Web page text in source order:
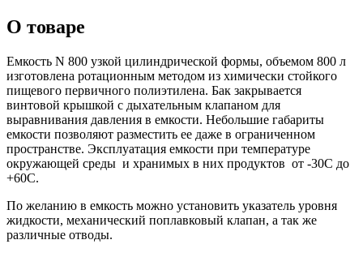
О товаре
Емкость N 800 узкой цилиндрической формы, объемом 800 л
изготовлена ротационным методом из химически стойкого
пищевого первичного полиэтилена. Бак закрывается
винтовой крышкой с дыхательным клапаном для
выравнивания давления в емкости. Небольшие габариты
емкости позволяют разместить ее даже в ограниченном
пространстве. Эксплуатация емкости при температуре
окружающей среды и хранимых в них продуктов от -30С до
+60С.
По желанию в емкость можно установить указатель уровня
жидкости, механический поплавковый клапан, а так же
различные отводы.